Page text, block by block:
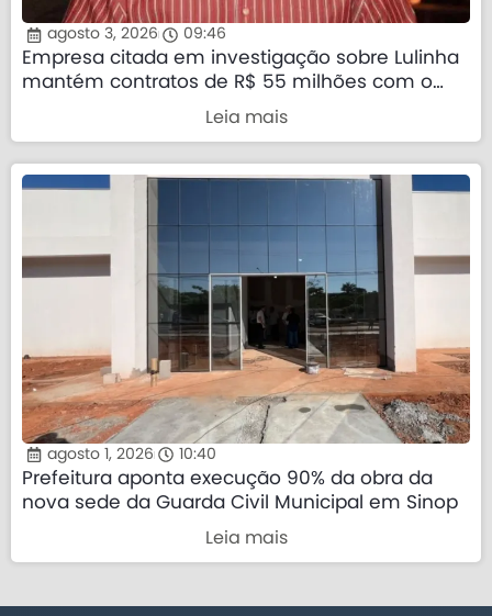
agosto 3, 2026 09:46
Empresa citada em investigação sobre Lulinha
mantém contratos de R$ 55 milhões com o
Leia mais
agosto 1, 2026 10:40
Prefeitura aponta execução 90% da obra da
nova sede da Guarda Civil Municipal em Sinop
Leia mais